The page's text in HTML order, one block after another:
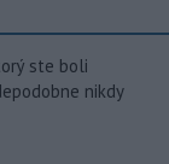
ste boli
nikdy